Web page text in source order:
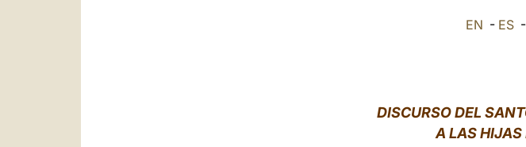
EN - ES-
DISCURSO DEL
A LAS HIJAS